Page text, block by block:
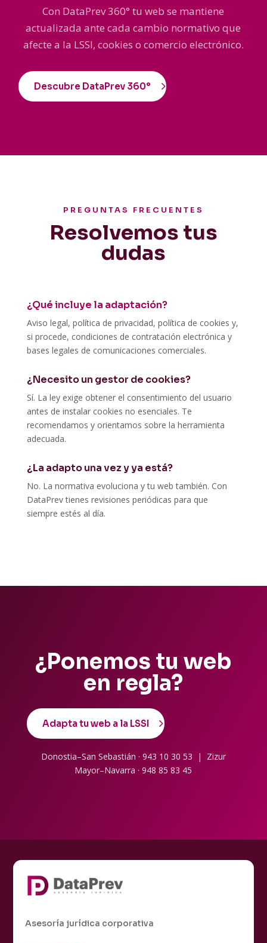
Con DataPrev 360° tu web se mantiene
actualizada ante cada cambio normativo que
afecte a la LSSI, cookies o comercio electrónico.
Descubre DataPrev 360°
PREGUNTAS FRECUENTES
Resolvemos tus
dudas
¿Qué incluye la adaptación?
Aviso legal, política de privacidad, política de cookies y,
si procede, condiciones de contratación electrónica y
bases legales de comunicaciones comerciales.
¿Necesito un gestor de cookies?
Sí. La ley exige obtener el consentimiento del usuario
antes de instalar cookies no esenciales. Te
recomendamos y orientamos sobre la herramienta
adecuada.
¿La adapto una vez y ya está?
No. La normativa evoluciona y tu web también. Con
DataPrev tienes revisiones periódicas para que
siempre estés al día.
¿Ponemos tu web
en regla?
Adapta tu web a la LSSI
Donostia–San Sebastián · 943 10 30 53 | Zizur
Mayor–Navarra · 948 85 83 45
Asesoría jurídica corporativa